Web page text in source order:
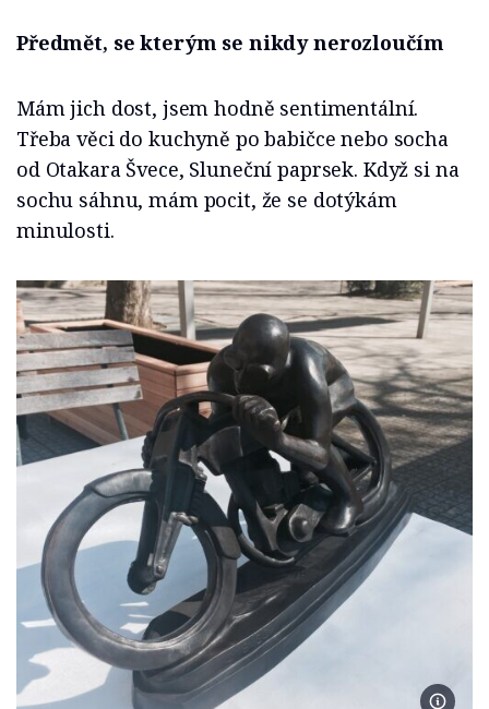
Předmět, se kterým se nikdy nerozloučím
Mám jich dost, jsem hodně sentimentální.
Třeba věci do kuchyně po babičce nebo socha
od Otakara Švece, Sluneční paprsek. Když si na
sochu sáhnu, mám pocit, že se dotýkám
minulosti.
Foto